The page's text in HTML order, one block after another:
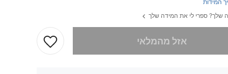
המידות
שלך? ספרי לי את המידה שלך
אזל מהמלאי